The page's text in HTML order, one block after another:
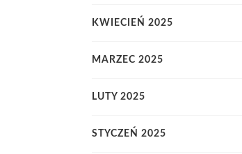
KWIECIEŃ 2025
MARZEC 2025
LUTY 2025
STYCZEŃ 2025